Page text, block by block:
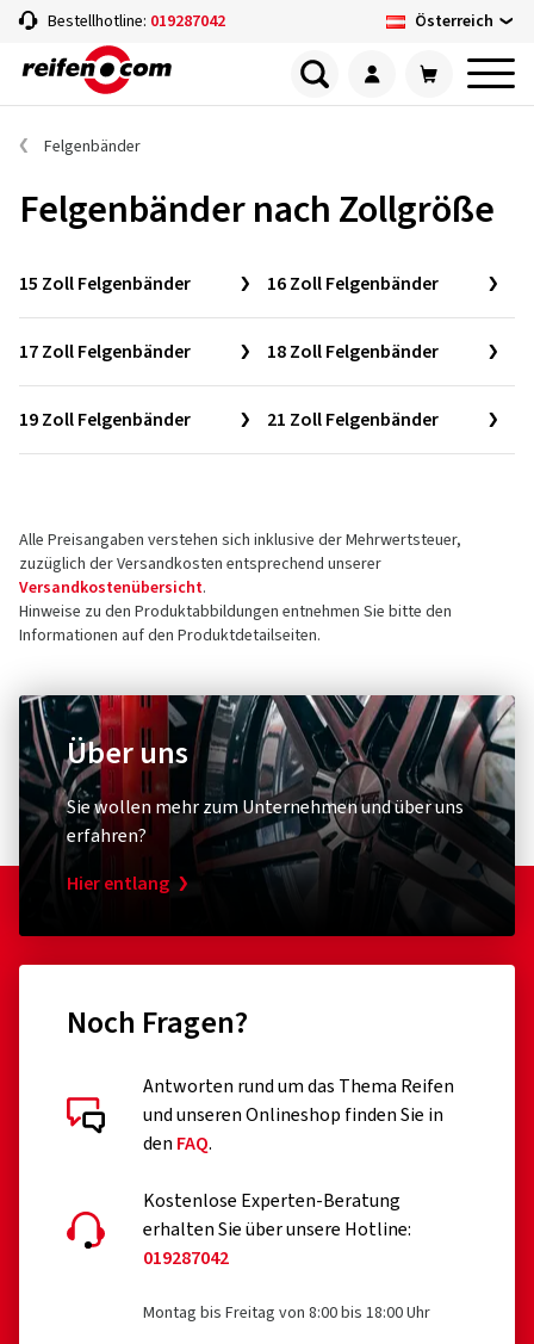
Bestellhotline: 019287042 Österreich
Felgenbänder
Felgenbänder nach Zollgröße
15 Zoll Felgenbänder 16 Zoll Felgenbänder
17 Zoll Felgenbänder 18 Zoll Felgenbänder
19 Zoll Felgenbänder 21 Zoll Felgenbänder
Alle Preisangaben verstehen sich inklusive der Mehrwertsteuer,
zuzüglich der Versandkosten entsprechend unserer
Versandkostenübersicht.
Hinweise zu den Produktabbildungen entnehmen Sie bitte den
Informationen auf den Produktdetailseiten.
Über uns
Sie wollen mehr zum Unternehmen und über uns
erfahren?
Hier entlang
Noch Fragen?
Antworten rund um das Thema Reifen
und unseren Onlineshop finden Sie in
den FAQ.
Kostenlose Experten-Beratung
erhalten Sie über unsere Hotline:
019287042
Montag bis Freitag von 8:00 bis 18:00 Uhr